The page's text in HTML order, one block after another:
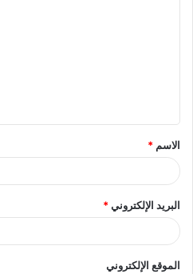
ق
*
الاسم *
البريد الإلكتروني*
الموقع الإلكتروني